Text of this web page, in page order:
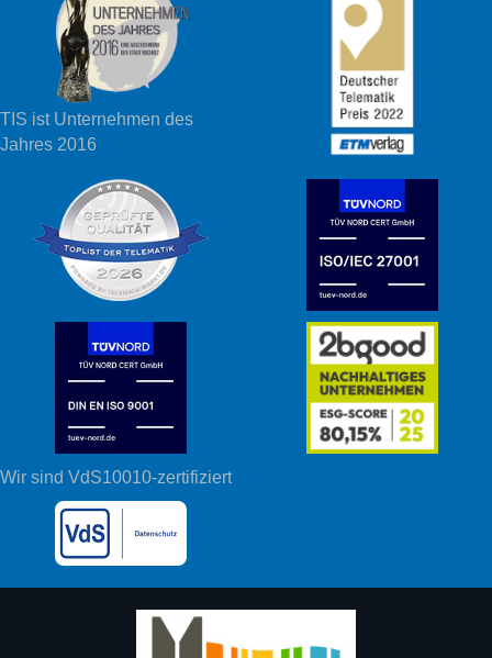
TIS ist Unternehmen des
Jahres 2016
Wir sind VdS10010-zertifiziert